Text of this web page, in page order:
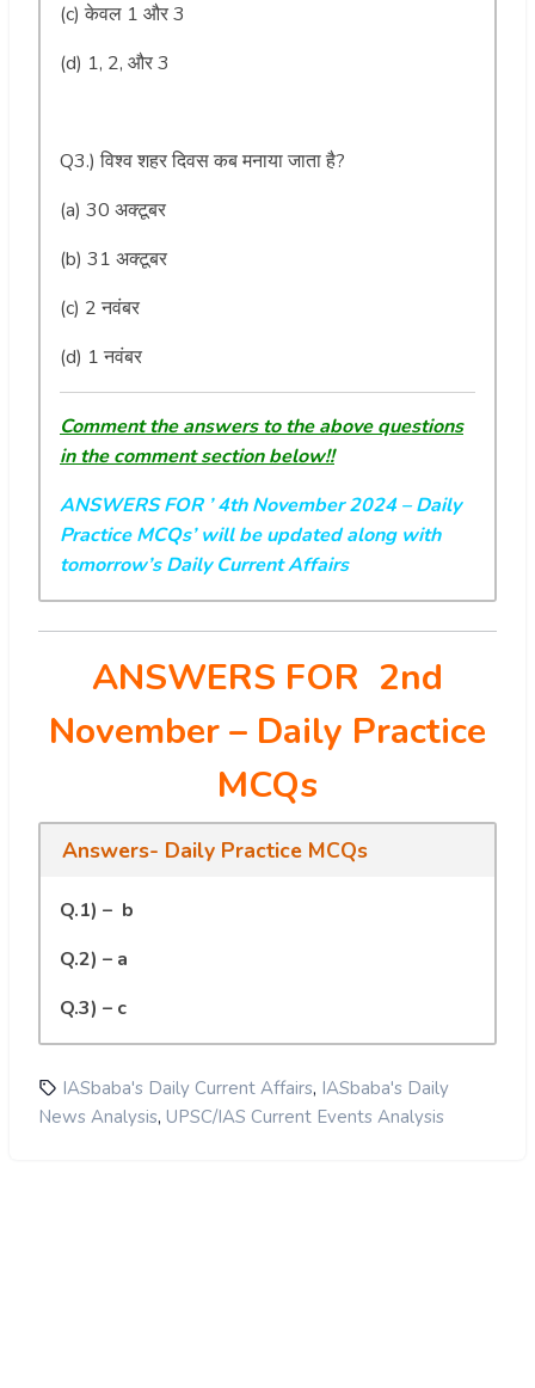
(c) केवल 1 और 3
(d) 1, 2, और 3
Q3.) विश्व शहर दिवस कब मनाया जाता है?
(a) 30 अक्टूबर
(b) 31 अक्टूबर
(c) 2 नवंबर
(d) 1 नवंबर
Comment the answers to the above questions
in the comment section below!!
ANSWERS FOR ’ 4th November 2024 – Daily
Practice MCQs’ will be updated along with
tomorrow’s Daily Current Affairs
ANSWERS FOR 2nd
November– Daily Practice
MCQs
Answers- Daily Practice MCQs
Q.1) – b
Q.2) – a
Q.3) – c
IASbaba's Daily Current Affairs, IASbaba's Daily
News Analysis, UPSC/IAS Current Events Analysis